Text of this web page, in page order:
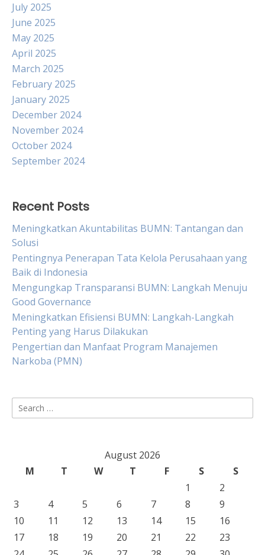
July 2025
June 2025
May 2025
April 2025
March 2025
February 2025
January 2025
December 2024
November 2024
October 2024
September 2024
Recent Posts
Meningkatkan Akuntabilitas BUMN: Tantangan dan
Solusi
Pentingnya Penerapan Tata Kelola Perusahaan yang
Baik di Indonesia
Mengungkap Transparansi BUMN: Langkah Menuju
Good Governance
Meningkatkan Efisiensi BUMN: Langkah-Langkah
Penting yang Harus Dilakukan
Pengertian dan Manfaat Program Manajemen
Narkoba (PMN)
Search
for:
August 2026
M
T W T F S
S
1
2
3
4 5 6 7 8
9
10
11 12 13 14 15
16
17
18 19 20 21 22
23